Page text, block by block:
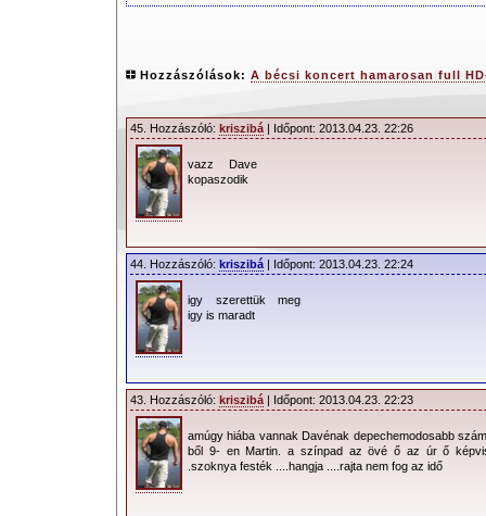
Hozzászólások: A bécsi koncert hamarosan full
45. Hozzászóló: kriszibá | Időpont: 2013.04.23. 22:26
vazz Dave
kopaszodik
44. Hozzászóló: kriszibá | Időpont: 2013.04.23. 22:24
igy szerettük meg
igy is maradt
43. Hozzászóló: kriszibá | Időpont: 2013.04.23. 22:23
amúgy hiába vannak Davénak depechemodosabb
ből 9- en Martin. a színpad az övé ő az úr ő
.szoknya festék ....hangja ....rajta nem fog az idő